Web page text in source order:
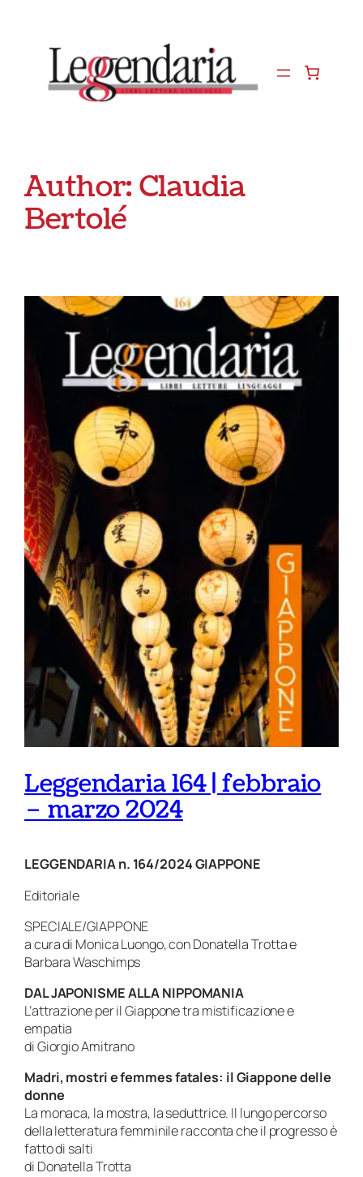
contenuto
Author:Claudia
Bertolé
Leggendaria 164 | febbraio
– marzo 2024
LEGGENDARIA n. 164/2024 GIAPPONE
Editoriale
SPECIALE/GIAPPONE
a cura di Monica Luongo, con Donatella Trotta e
Barbara Waschimps
DAL JAPONISME ALLA NIPPOMANIA
L’attrazione per il Giappone tra mistificazione e
empatia
di Giorgio Amitrano
Madri, mostri efemmes fatales: il Giappone delle
donne
La monaca, la mostra, la seduttrice. Il lungo percorso
della letteratura femminile racconta che il progresso è
fatto di salti
di Donatella Trotta